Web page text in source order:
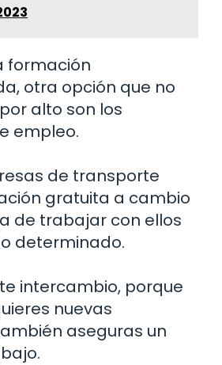
formación
otra opción que no
alto son los
empleo.
de transporte
gratuita a cambio
de trabajar con ellos
determinado.
intercambio, porque
nuevas
aseguras un